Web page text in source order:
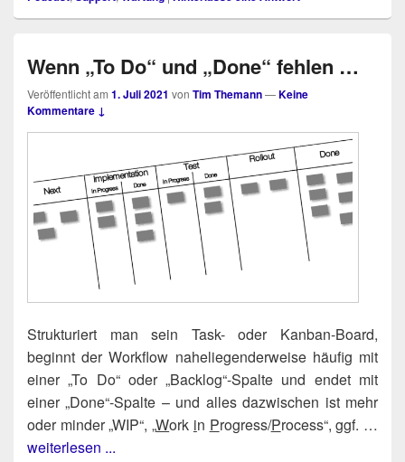
Wenn „To Do“ und „Done“ fehlen …
Veröffentlicht am 1. Juli 2021 von Tim Themann—Keine
Kommentare ↓
Struk­tu­riert man sein Task- oder Kan­ban-Board,
beginnt der Work­flow nahe­lie­gen­der­wei­se häu­fig mit
einer „To Do“ oder „Backlog“-Spalte und endet mit
einer „Done“-Spalte – und alles dazwi­schen ist mehr
oder min­der „WIP“, „Work in Progress/​Process“, ggf. …
weiterlesen ...